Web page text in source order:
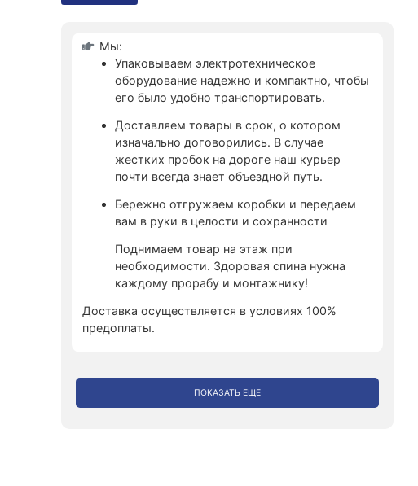
Мы:
Упаковываем электротехническое
оборудование надежно и компактно, чтобы
его было удобно транспортировать.
Доставляем товары в срок, о котором
изначально договорились. В случае
жестких пробок на дороге наш курьер
почти всегда знает объездной путь.
Бережно отгружаем коробки и передаем
вам в руки в целости и сохранности
Поднимаем товар на этаж при
необходимости. Здоровая спина нужна
каждому прорабу и монтажнику!
Доставка осуществляется в условиях 100%
предоплаты.
ПОКАЗАТЬ ЕЩЕ